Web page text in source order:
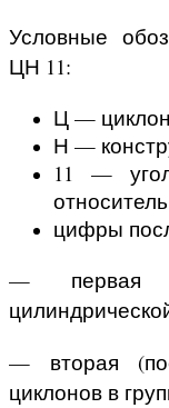
Условные
ЦН 11:
Ц —
Н —
11 —
цифры
— первая
— вторая
циклонов в